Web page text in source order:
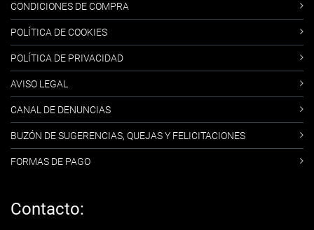
CONDICIONES DE COMPRA
POLÍTICA DE COOKIES
POLÍTICA DE PRIVACIDAD
AVISO LEGAL
CANAL DE DENUNCIAS
BUZÓN DE SUGERENCIAS, QUEJAS Y FELICITACIONES
FORMAS DE PAGO
Contacto: